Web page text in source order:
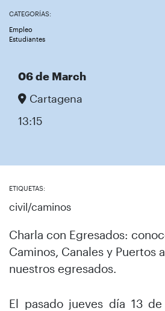
CATEGORÍAS:
Empleo
Estudiantes
06 de March
Cartagena
13:15
ETIQUETAS:
civil/caminos
Charla con Egresados:
Caminos, Canales y Puertos
nuestros egresados.
El pasado jueves día 13